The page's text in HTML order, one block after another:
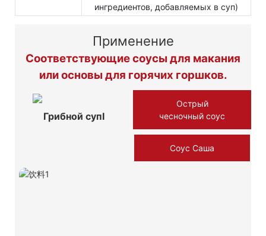
ингредиентов, добавляемых в суп)
Применение
Соответствующие соусы для макания
или основы для горячих горшков.
Грибной супⅠ
Острый
чесночный соус
Соус Саша